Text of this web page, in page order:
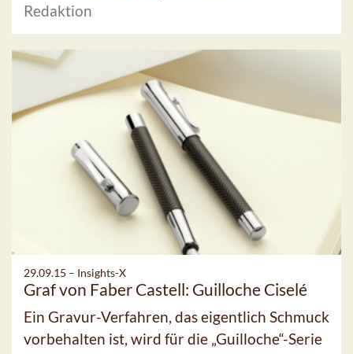
Redaktion
29.09.15 – Insights-X
Graf von Faber Castell: Guilloche Ciselé
Ein Gravur-Verfahren, das eigentlich Schmuck
vorbehalten ist, wird für die „Guilloche“-Serie